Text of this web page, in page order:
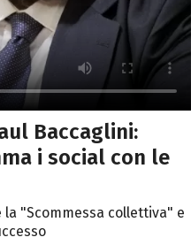
Baccaglini:
i social con le
"Scommessa collettiva" e